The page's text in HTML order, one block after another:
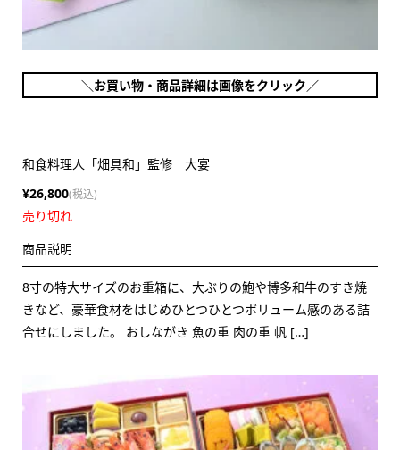
＼お買い物・商品詳細は画像をクリック／
和食料理人「畑具和」監修 大宴
¥26,800(税込)
売り切れ
商品説明
8寸の特大サイズのお重箱に、大ぶりの鮑や博多和牛のすき焼
きなど、豪華食材をはじめひとつひとつボリューム感のある詰
合せにしました。 おしながき 魚の重 肉の重 帆 […]